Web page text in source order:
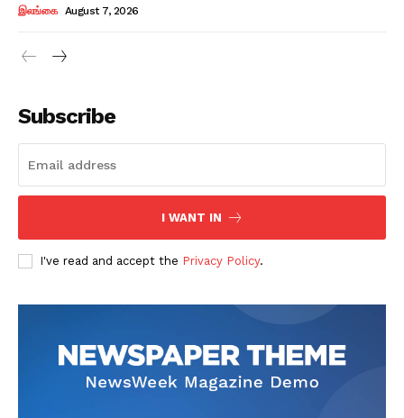
இலங்கை August 7, 2026
Subscribe
I WANT IN
I've read and accept the Privacy Policy.